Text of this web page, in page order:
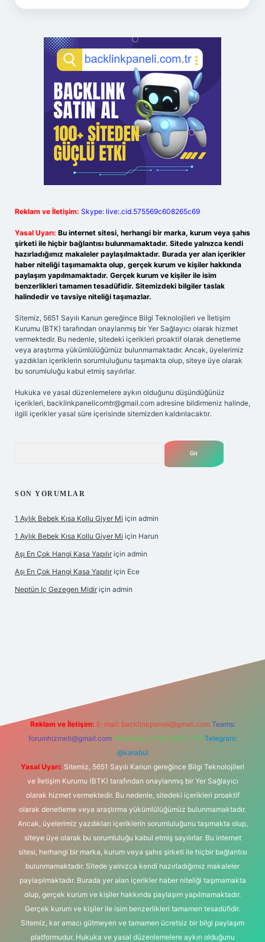
Reklam ve İletişim: Skype: live:.cid.575569c608265c69
Yasal Uyarı: Bu internet sitesi, herhangi bir marka, kurum veya şahıs
şirketi ile hiçbir bağlantısı bulunmamaktadır. Sitede yalnızca kendi
hazırladığımız makaleler paylaşılmaktadır. Burada yer alan içerikler
haber niteliği taşımamakta olup, gerçek kurum ve kişiler hakkında
paylaşım yapılmamaktadır. Gerçek kurum ve kişiler ile isim
benzerlikleri tamamen tesadüfidir. Sitemizdeki bilgiler taslak
halindedir ve tavsiye niteliği taşımazlar.
Sitemiz, 5651 Sayılı Kanun gereğince Bilgi Teknolojileri ve İletişim
Kurumu (BTK) tarafından onaylanmış bir Yer Sağlayıcı olarak hizmet
vermektedir. Bu nedenle, sitedeki içerikleri proaktif olarak denetleme
veya araştırma yükümlülüğümüz bulunmamaktadır. Ancak, üyelerimiz
yazdıkları içeriklerin sorumluluğunu taşımakta olup, siteye üye olarak
bu sorumluluğu kabul etmiş sayılırlar.
Hukuka ve yasal düzenlemelere aykırı olduğunu düşündüğünüz
içerikleri, backlinkpanelicomtr@gmail.com adresine bildirmeniz halinde,
ilgili içerikler yasal süre içerisinde sitemizden kaldırılacaktır.
SON YORUMLAR
1 Aylık Bebek Kısa Kollu Giyer Mi için admin
1 Aylık Bebek Kısa Kollu Giyer Mi için Harun
Aşı En Çok Hangi Kasa Yapılır için admin
Aşı En Çok Hangi Kasa Yapılır için Ece
Neptün Iç Gezegen Midir için admin
elexbet en iyi bahis sitesi
Reklam ve İletişim: E-mail: backlinkpaneli@gmail.com Teams:
forumhizmeti@gmail.com Whatsapp: 0262 606 0 726 Telegram:
@karabul
Yasal Uyarı: Sitemiz, 5651 Sayılı Kanun gereğince Bilgi Teknolojileri
ve İletişim Kurumu (BTK) tarafından onaylanmış bir Yer Sağlayıcı
olarak hizmet vermektedir. Bu nedenle, sitedeki içerikleri proaktif
olarak denetleme veya araştırma yükümlülüğümüz bulunmamaktadır.
Ancak, üyelerimiz yazdıkları içeriklerin sorumluluğunu taşımakta olup,
siteye üye olarak bu sorumluluğu kabul etmiş sayılırlar. Bu internet
sitesi, herhangi bir marka, kurum veya şahıs şirketi ile hiçbir bağlantısı
bulunmamaktadır. Sitede yalnızca kendi hazırladığımız makaleler
paylaşılmaktadır. Burada yer alan içerikler haber niteliği taşımamakta
olup, gerçek kurum ve kişiler hakkında paylaşım yapılmamaktadır.
Gerçek kurum ve kişiler ile isim benzerlikleri tamamen tesadüfidir.
Sitemiz, kar amacı gütmeyen ve tamamen ücretsiz bir bilgi paylaşım
platformudur. Hukuka ve yasal düzenlemelere aykırı olduğunu